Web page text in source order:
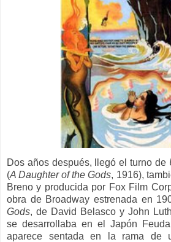
Dos años después, llegó el turno de
(A Daughter of the Gods, 1916),
Breno y producida por Fox Film
obra de Broadway estrenada en
Gods, de David Belasco y John
se desarrollaba en el Japón
aparece sentada en la rama de